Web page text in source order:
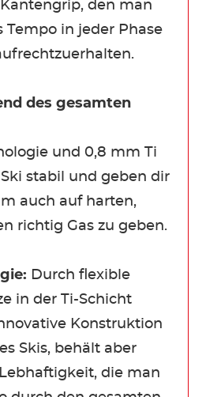
den man
Tempo in jeder Phase
des gesamten
und 0,8 mm Ti
stabil und geben dir
auch auf harten,
richtig Gas zu geben.
Durch flexible
in der Ti-Schicht
Konstruktion
Skis, behält aber
die man